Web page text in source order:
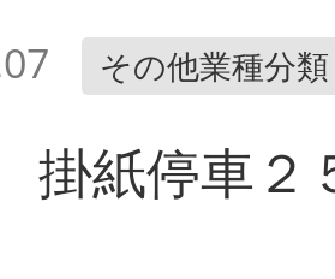
その他業種分類
紙停車２